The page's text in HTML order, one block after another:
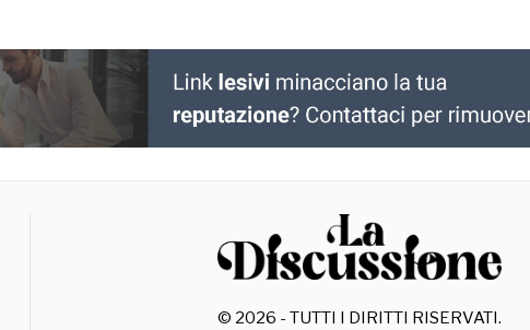
© 2026 - TUTTI I DIRITTI RISERVATI.